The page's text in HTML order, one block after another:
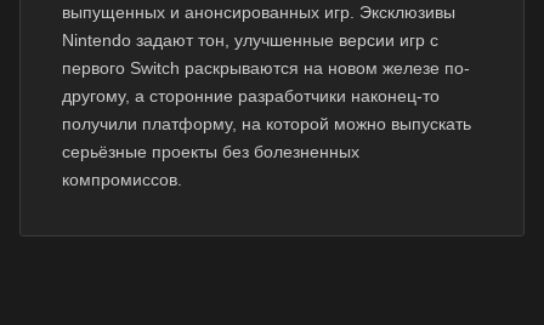
выпущенных и анонсированных игр. Эксклюзивы
Nintendo задают тон, улучшенные версии игр с
первого Switch раскрываются на новом железе по-
другому, а сторонние разработчики наконец-то
получили платформу, на которой можно выпускать
серьёзные проекты без болезненных
компромиссов.